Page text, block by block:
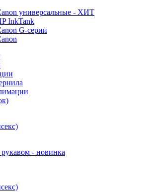
универсальные - ХИТ
InkTank
G-серии
- новинка